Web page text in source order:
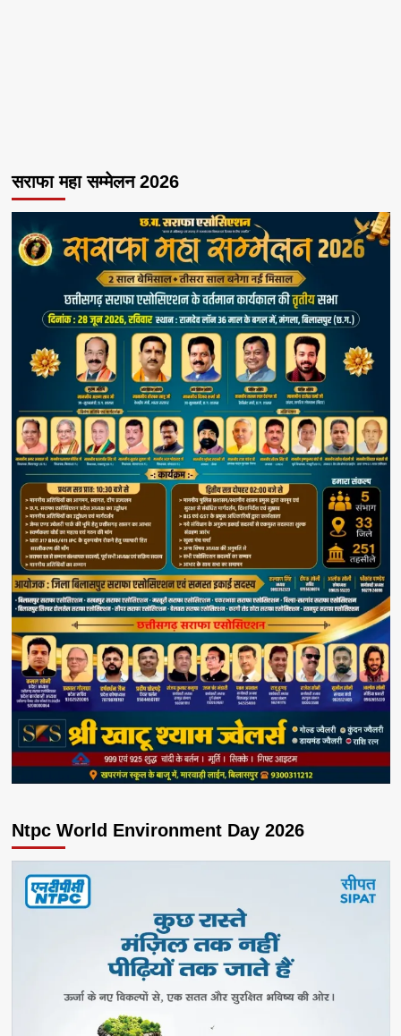
सराफा महा सम्मेलन 2026
Ntpc World Environment Day 2026